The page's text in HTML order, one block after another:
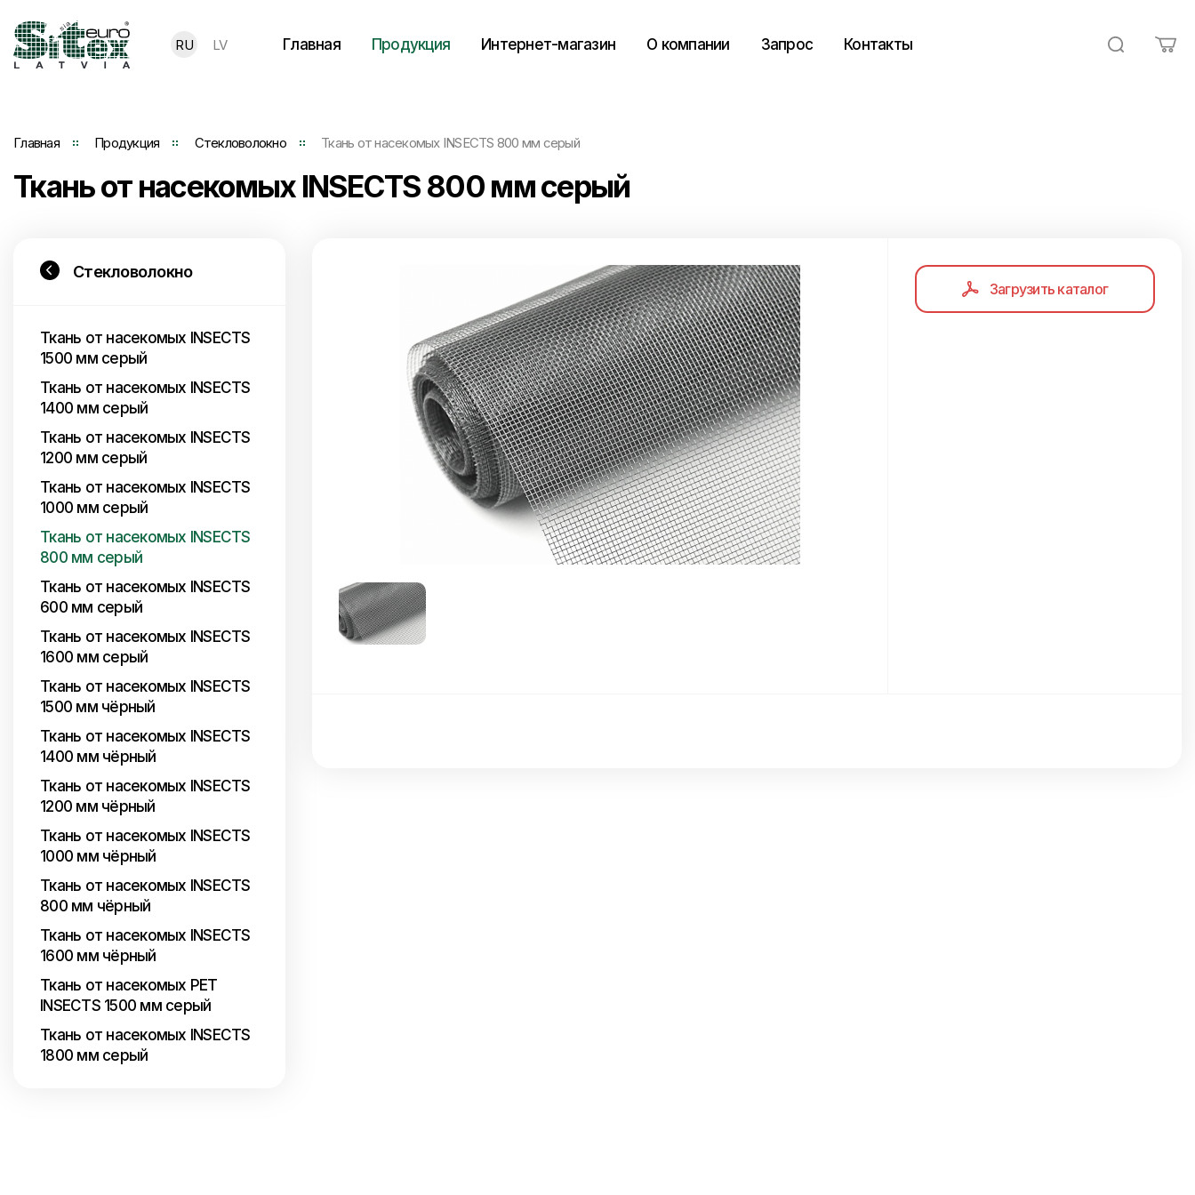
RU LV Главная Продукция Интернет-магазин О компании Запрос Контакты
Главная Продукция Стекловолокно Ткань от насекомых INSECTS 800 мм серый
Ткань от насекомых INSECTS 800 мм серый
Стекловолокно
Ткань от насекомых INSECTS
1500 мм серый
Ткань от насекомых INSECTS
1400 мм серый
Ткань от насекомых INSECTS
1200 мм серый
Ткань от насекомых INSECTS
1000 мм серый
Ткань от насекомых INSECTS
800 мм серый
Ткань от насекомых INSECTS
600 мм серый
Ткань от насекомых INSECTS
1600 мм серый
Ткань от насекомых INSECTS
1500 мм чёрный
Ткань от насекомых INSECTS
1400 мм чёрный
Ткань от насекомых INSECTS
1200 мм чёрный
Ткань от насекомых INSECTS
1000 мм чёрный
Ткань от насекомых INSECTS
800 мм чёрный
Ткань от насекомых INSECTS
1600 мм чёрный
Ткань от насекомых PET
INSECTS 1500 мм серый
Ткань от насекомых INSECTS
1800 мм серый
Загрузить каталог